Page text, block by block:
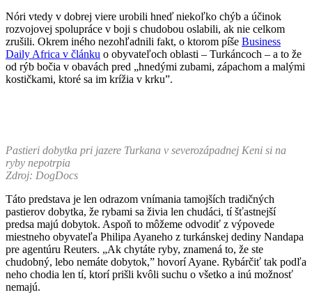
Nóri vtedy v dobrej viere urobili hneď niekoľko chýb a účinok
rozvojovej spolupráce v boji s chudobou oslabili, ak nie celkom
zrušili. Okrem iného nezohľadnili fakt, o ktorom píše Business
Daily Africa v článku o obyvateľoch oblasti – Turkáncoch – a to že
od rýb bočia v obavách pred „hnedými zubami, zápachom a malými
kostičkami, ktoré sa im krížia v krku”.
Pastieri dobytka pri jazere Turkana v severozápadnej Keni si na
ryby nepotrpia
Zdroj: DogDocs
Táto predstava je len odrazom vnímania tamojších tradičných
pastierov dobytka, že rybami sa živia len chudáci, tí šťastnejší
predsa majú dobytok. Aspoň to môžeme odvodiť z výpovede
miestneho obyvateľa Philipa Ayaneho z turkánskej dediny Nandapa
pre agentúru Reuters. „Ak chytáte ryby, znamená to, že ste
chudobný, lebo nemáte dobytok,” hovorí Ayane. Rybárčiť tak podľa
neho chodia len tí, ktorí prišli kvôli suchu o všetko a inú možnosť
nemajú.